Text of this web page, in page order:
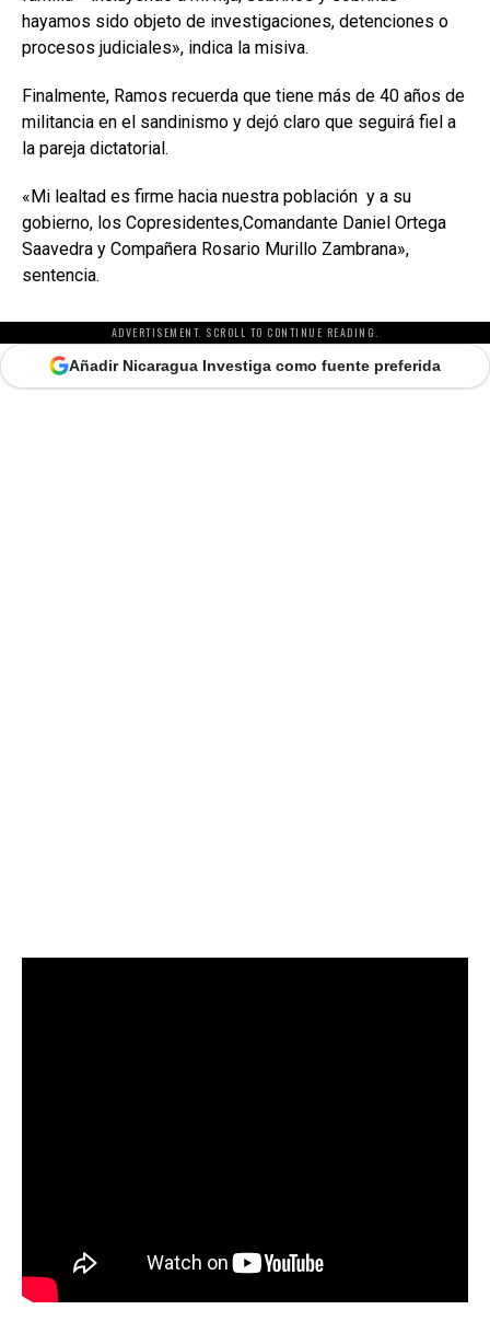
hayamos sido objeto de investigaciones, detenciones o
procesos judiciales», indica la misiva.
Finalmente, Ramos recuerda que tiene más de 40 años de
militancia en el sandinismo y dejó claro que seguirá fiel a
la pareja dictatorial.
«Mi lealtad es firme hacia nuestra población y a su
gobierno, los Copresidentes,Comandante Daniel Ortega
Saavedra y Compañera Rosario Murillo Zambrana»,
sentencia.
ADVERTISEMENT. SCROLL TO CONTINUE READING.
Añadir Nicaragua Investiga como fuente preferida